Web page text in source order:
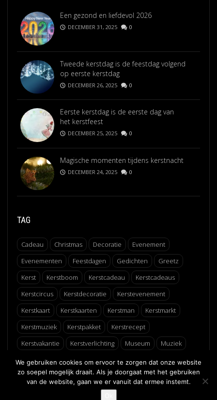
Een gezond en liefdevol 2026
DECEMBER 31, 2025 0
Tweede kerstdag is de feestdag volgend
op eerste kerstdag
DECEMBER 26, 2025 0
Eerste kerstdag is de eerste dag van
het kerstfeest
DECEMBER 25, 2025 0
Magische momenten tijdens kerstnacht
DECEMBER 24, 2025 0
TAG
Cadeau Christmas Decoratie
Evenement
Evenementen
Feestdagen Gedichten
Greetz
Kerst
Kerstboom Kerstcadeau
Kerstcadeaus
Kerstcircus
Kerstdecoratie
Kerstevenement
Kerstkaart
Kerstkaarten Kerstman
Kerstmarkt
Kerstmuziek
Kerstpakket
Kerstrecept
Kerstvakantie
Kerstverlichting Museum
Muziek
Recept
Schaatsen Winter Winterfair
We gebruiken cookies om ervoor te zorgen dat onze website
zo soepel mogelijk draait. Als je doorgaat met het gebruiken
van de website, gaan we er vanuit dat ermee instemt.